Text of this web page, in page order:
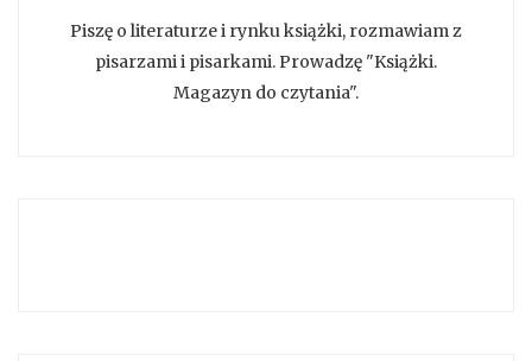
Piszę o literaturze i rynku książki, rozmawiam z
pisarzami i pisarkami. Prowadzę "Książki.
Magazyn do czytania".